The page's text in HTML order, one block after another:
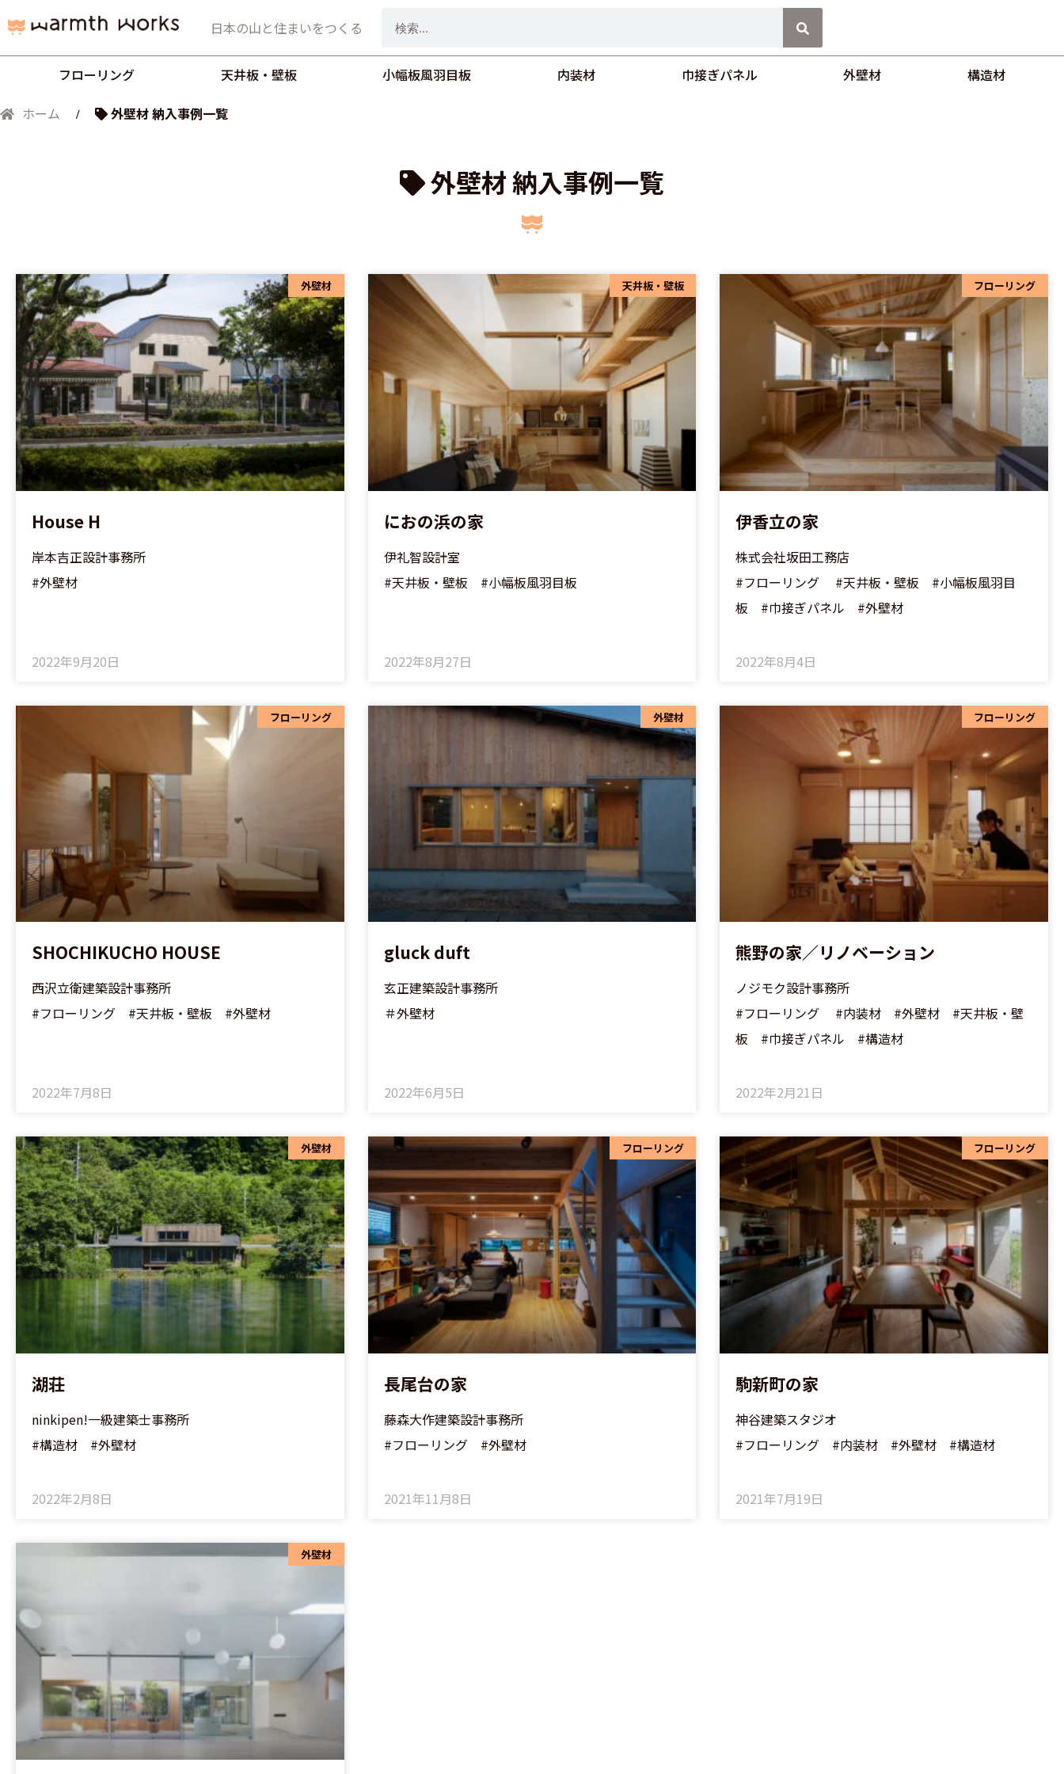
日本の山と住まいをつくる
フローリング
天井板・壁板 小幅板風羽目板 内装材 巾接ぎパネル 外壁材 構造材
ホーム 外壁材 納入事例一覧
外壁材 納入事例一覧
外壁材
House H
岸本吉正設計事務所
#外壁材
2022年9月20日
天井板・壁板
におの浜の家
伊礼智設計室
#天井板・壁板 #小幅板風羽目板
2022年8月27日
フローリング
伊香立の家
株式会社坂田工務店
#フローリング #天井板・壁板 #小幅板風羽目
板 #巾接ぎパネル #外壁材
2022年8月4日
フローリング
SHOCHIKUCHO HOUSE
西沢立衛建築設計事務所
#フローリング #天井板・壁板 #外壁材
2022年7月8日
外壁材
gluck duft
玄正建築設計事務所
＃外壁材
2022年6月5日
フローリング
熊野の家／リノベーション
ノジモク設計事務所
#フローリング #内装材 #外壁材 #天井板・壁
板 #巾接ぎパネル #構造材
2022年2月21日
外壁材
湖荘
ninkipen!一級建築士事務所
#構造材 #外壁材
2022年2月8日
フローリング
長尾台の家
藤森大作建築設計事務所
#フローリング #外壁材
2021年11月8日
フローリング
駒新町の家
神谷建築スタジオ
#フローリング #内装材 #外壁材 #構造材
2021年7月19日
外壁材
ペ
ー
ペ
ー
ペ
ジ